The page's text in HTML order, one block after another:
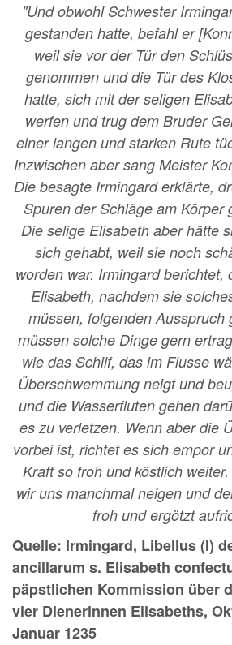
"Und obwohl Schwester
gestanden hatte, befahl er
weil sie vor der Tür den
genommen und die Tür des
hatte, sich mit der seligen
werfen und trug dem Bruder
einer langen und starken Rute
Inzwischen aber sang Meister
Die besagte Irmingard erklärte,
Spuren der Schläge am Körper
Die selige Elisabeth aber hätte
sich gehabt, weil sie noch
worden war. Irmingard berichtet,
Elisabeth, nachdem sie
müssen, folgenden Ausspruch
müssen solche Dinge gern
wie das Schilf, das im Flusse
Überschwemmung neigt und
und die Wasserfluten gehen
es zu verletzen. Wenn aber die
vorbei ist, richtet es sich empor
Kraft so froh und köstlich
wir uns manchmal neigen und
froh und ergötzt
Quelle: Irmingard, Libellus (I)
ancillarum s. Elisabeth
päpstlichen Kommission über
vier Dienerinnen Elisabeths,
Januar 1235